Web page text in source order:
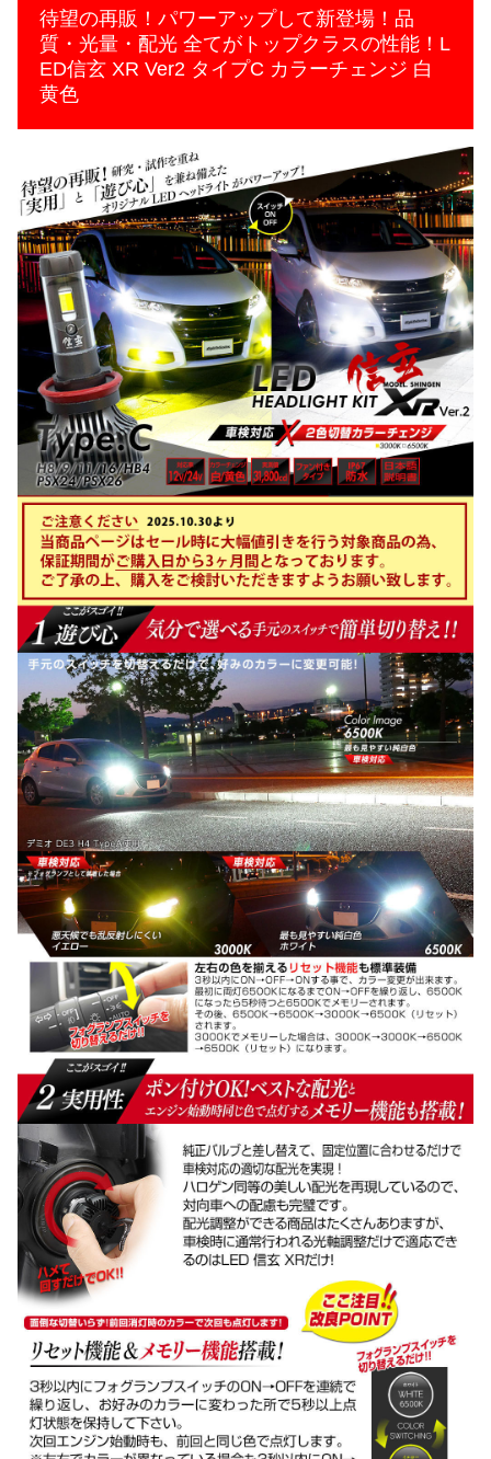
待望の再販！パワーアップして新登場！品
質・光量・配光 全てがトップクラスの性能！L
ED信玄 XR Ver2 タイプC カラーチェンジ 白
黄色